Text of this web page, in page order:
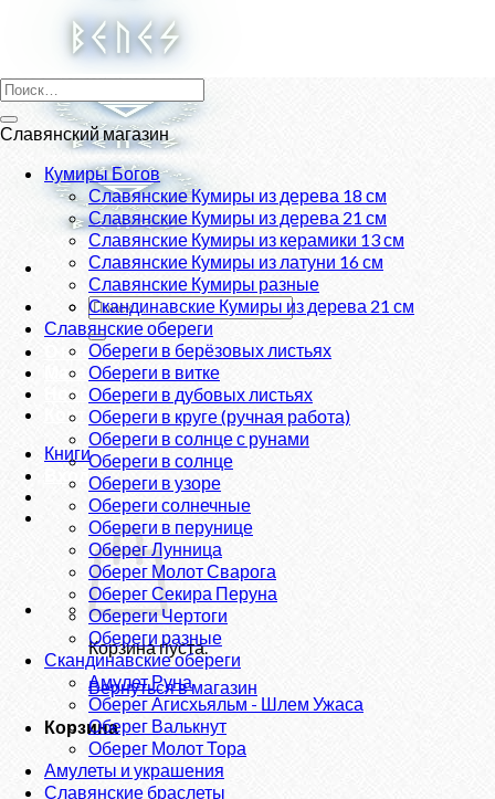
Искать:
О нас
Магазин
Новости
Контакты
Книги
Вход
Корзина пуста.
Вернуться в магазин
Корзина
Искать:
Славянский магазин
Кумиры Богов
Славянские Кумиры из дерева 18 см
Славянские Кумиры из дерева 21 см
Славянские Кумиры из керамики 13 см
Славянские Кумиры из латуни 16 см
Славянские Кумиры разные
Скандинавские Кумиры из дерева 21 см
Славянские обереги
Обереги в берёзовых листьях
Обереги в витке
Обереги в дубовых листьях
Обереги в круге (ручная работа)
Обереги в солнце с рунами
Обереги в солнце
Обереги в узоре
Обереги солнечные
Обереги в перунице
Оберег Лунница
Оберег Молот Сварога
Оберег Секира Перуна
Обереги Чертоги
Обереги разные
Скандинавские обереги
Амулет Руна
Оберег Агисхьяльм - Шлем Ужаса
Оберег Валькнут
Оберег Молот Тора
Амулеты и украшения
Славянские браслеты